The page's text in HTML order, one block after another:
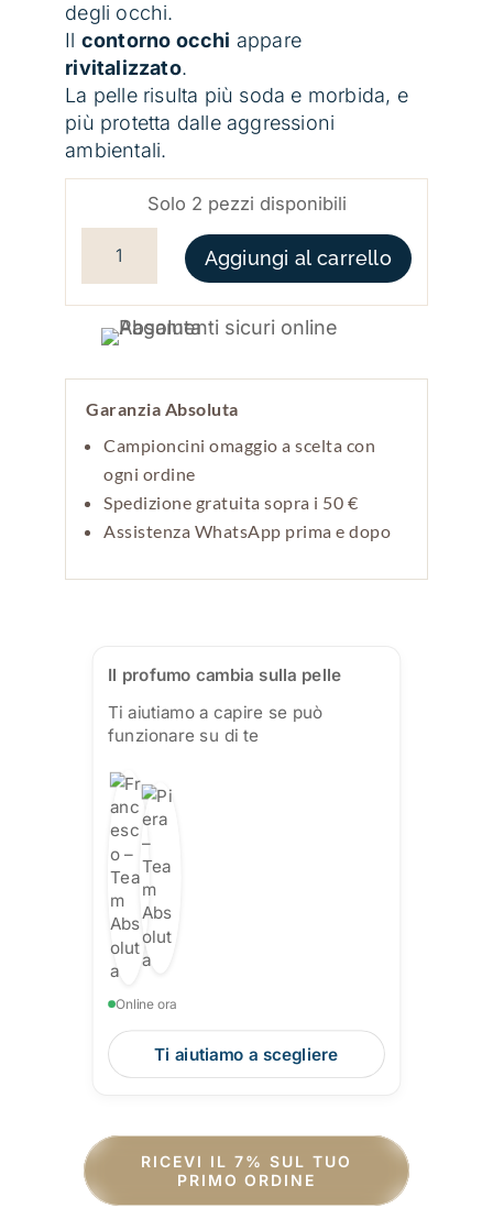
degli occhi.
Il contorno occhi appare
rivitalizzato.
La pelle risulta più soda e morbida, e
più protetta dalle aggressioni
ambientali.
Solo 2 pezzi disponibili
CACTEA CREME SOMPTUEUSE YEUX QUANTITÀ
Aggiungi al carrello
Garanzia Absoluta
Campioncini omaggio a scelta con
ogni ordine
Spedizione gratuita sopra i 50 €
Assistenza WhatsApp prima e dopo
Il profumo cambia sulla pelle
Ti aiutiamo a capire se può
funzionare su di te
Online ora
Ti aiutiamo a scegliere
RICEVI IL 7% SUL TUO
PRIMO ORDINE